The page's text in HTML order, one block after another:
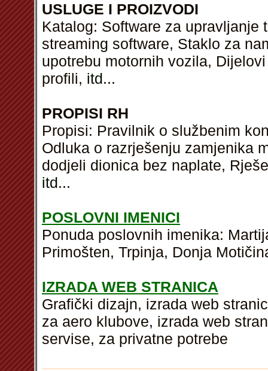
USLUGE I PROIZVODI
Katalog: Software za upravljanje
streaming software, Staklo za
upotrebu motornih vozila,
profili, itd...
PROPISI RH
Propisi: Pravilnik o službenim
Odluka o razrješenju zamjenika
dodjeli dionica bez naplate,
itd...
POSLOVNI IMENICI
Ponuda poslovnih imenika:
Primošten, Trpinja, Donja
IZRADA WEB STRANICA
Grafički dizajn, izrada web
za aero klubove, izrada web
servise, za privatne potrebe